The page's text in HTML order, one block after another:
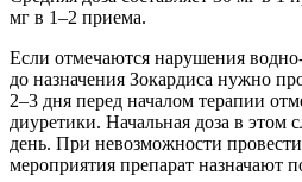
мг в 1–2 приема.
Если отмечаются нарушения
до назначения Зокардиса нужно
2–3 дня перед началом терапии
диуретики. Начальная доза в этом
день. При невозможности
мероприятия препарат назначают